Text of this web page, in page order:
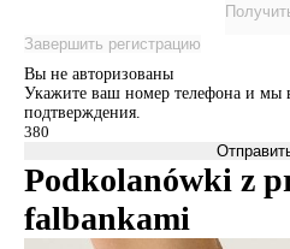
Завершить регистрацию
Вы не авторизованы
Укажите ваш номер телефона и мы
подтверждения.
Podkolanówki z
falbankami